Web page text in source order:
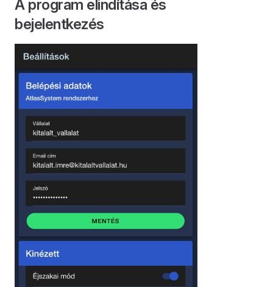
A program elindítása és
bejelentkezés